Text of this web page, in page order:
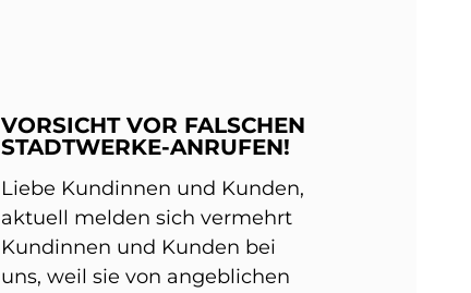
VORSICHT VOR FALSCHEN
STADTWERKE-ANRUFEN!
Liebe Kundinnen und Kunden,
aktuell melden sich vermehrt
Kundinnen und Kunden bei
uns, weil sie von angeblichen